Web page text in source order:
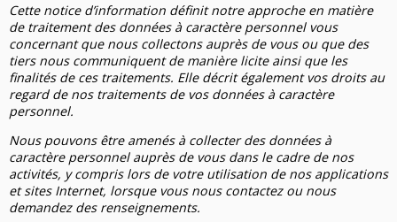
Nous Découvrir
Cette notice d’information définit notre approche en matière
de traitement des données à caractère personnel vous
concernant que nous collectons auprès de vous ou que des
tiers nous communiquent de manière licite ainsi que les
finalités de ces traitements. Elle décrit également vos droits au
regard de nos traitements de vos données à caractère
personnel.
Nous pouvons être amenés à collecter des données à
caractère personnel auprès de vous dans le cadre de nos
activités, y compris lors de votre utilisation de nos applications
et sites Internet, lorsque vous nous contactez ou nous
demandez des renseignements.